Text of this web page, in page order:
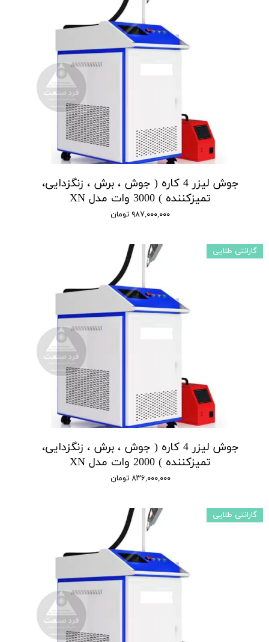
جوش لیزر 4 کاره ( جوش ، برش ، زنگزدایی،
تمیزکننده ) 3000 وات مدل XN
۹۸۷,۰۰۰,۰۰۰ تومان
جوش لیزر 4 کاره ( جوش ، برش ، زنگزدایی،
تمیزکننده ) 2000 وات مدل XN
۸۳۶,۰۰۰,۰۰۰ تومان
گارانتی طلایی
گارانتی طلایی